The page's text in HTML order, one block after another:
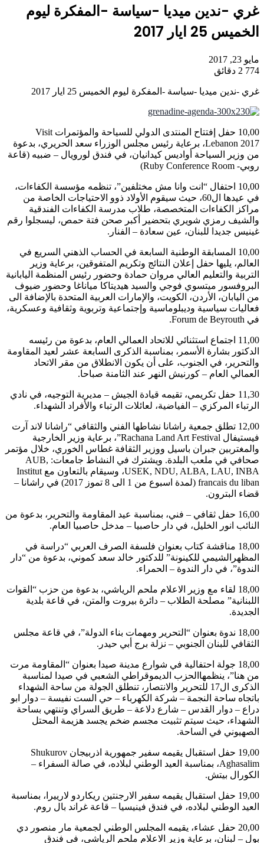
غري -ندين ميديا -سياسة -المفكرة ليوم
الخميس 25 ايار 2017
مايو 23, 2017
774 2 دقائق
غري -ندين ميديا -سياسة -المفكرة ليوم الخميس 25 ايار 2017
10,00 حفل إفتتاح المنتدى الدولي للسياحة والمؤتمرات Visit
Lebanon 2017، برعاية رئيس مجلس الوزراء سعد الحريري، بدعوة
من وزير السياحة أواديس كيدانيان، في فندق لورويال – ضبيه (قاعة
روبي- Ruby Conference Room)
10,00 احتفال “انت وانا مش مختلفين”، تنظمه مؤسسة الكفاءات،
في عيدها ال60، حيث سيقوم الأولاد ذوو الاحتياجات الخاصة من
مراكز الكفاءات المتخصصة، طلاب مدرسة الكفاءات الفندقية
والشيف رمزي شويري بتحضير أكبر صحن فتة حمص، ليسجلوا رقم
غينيس جديدا للبنان، عين سعادة – الفنار.
10,00 المسابقة الوطنية السابعة في الحساب الذهني السريع في
العالم، يليها حفل إعلان النتائج وتكريم المتفوقين، برعاية وزير
التربية والتعليم العالي مروان حمادة وحضور رئيس المنظمة اليابانية
البروفسور ميتسوي فوجي والسيد هيديتاكا مياناغا وحضور ضيوف
من اليابان، الأردن، الكويت، والإمارات العربية المتحدة بالإضافة الى
فعاليات سياسية وديبلوماسية وإجتماعية وتربوية وثقافية وعسكرية،
في Forum de Beyrouth.
11,00 اجتماع استثنائي للاتحاد العمالي العام، بدعوة من رئيسه
الدكتور بشارة الأسمر، بمناسبة الذكرى السابعة عشر لعيد المقاومة
والتحرير، في الجنوب، على أن يكون الانطلاق من مقر الاتحاد
العمالي العام – كورنيش النهر عند الثامنة صباحا.
11,30 حفل تكريمي، تقيمه قيادة الجيش – مديرية التوجيه، في نادي
الرتباء المركزي – الفياضية، لعائلات الرتباء والأفراد الشهداء.
12,00 تطلق جمعية راشانا نشاطها الفني والثقافي “راشانا لاند آرت
فيستيفال Rachana Land Art Festival”، برعاية وزير الخارجية
والمغتربين جبران باسيل ووزير الثقافة غطاس الخوري، خلال مؤتمر
صحافي في ملعب البلدة. ويشترك في النشاط جامعات: AUB,
USEK, NDU, ALBA, LAU, INBA، وسيقام بالتعاون مع Institut
francais du liban (لمدة اسبوع من 1 الى 8 تموز 2017) في راشانا –
قضاء البترون.
16,00 حفل ثقافي – فني، بمناسبة عيد المقاومة والتحرير، بدعوة من
النائب انور الخليل، في دار حاصبيا – مدخل حاصبيا العام.
18,00 مناقشة كتاب بعنوان فلسفة الصرف العربي “دراسة في
المظهرالشيمي للكينونة” للدكتور خالد سعد كموني، بدعوة من “دار
الندوة”، في دار الندوة – الحمراء.
18,00 لقاء مع وزير الاعلام ملحم الرياشي، بدعوة من حزب “القوات
اللبنانية” مصلحة الطلاب – دائرة بيروت والمتن، في قاعة بلدية
الجديدة.
18,00 ندوة بعنوان “التحرير ومهمات بناء الدولة”، في قاعة مجلس
الثقافي للبنان الجنوبي – نزلة برج أبي حيدر.
18,00 جولة احتفالية في شوارع مدينة صيدا بعنوان “المقاومة مرت
من هنا”، ينظمهاالحزب الديموقراطي الشعبي في صيدا لمناسبة
الذكرى ال17 للتحرير والانتصار، تنطلق الجولة من ساحة الشهداء
باتجاه ساحة النجمة – شركة الكهرباء – حي الست نفيسة – دوار ابو
دراع – دوار القدس – شارع دلاعة – طريق السراي وتنتهي بساحة
الشهداء، حيث سيتم تثبيت مجسم ضخم يجسد هزيمة المحتل
الصهيوني في الساحة.
19,00 حفل استقبال يقيمه سفير جمهورية اذربيجان Shukurov
Aghasalim، بمناسبة العيد الوطني لبلاده، في صالة السفراء –
الكورال بيتش.
19,00 حفل استقبال يقيمه سفير الارجنتين ريكاردو لارييرا، بمناسبة
العيد الوطني لبلاده، في فندق فينيسيا – قاعة غراند بال روم.
20,00 حفل عشاء، يقيمه المجلس الوطني لجمعية مار منصور دي
بول – لبنان، برعاية وزير الاعلام ملحم الرياشي، في فندق